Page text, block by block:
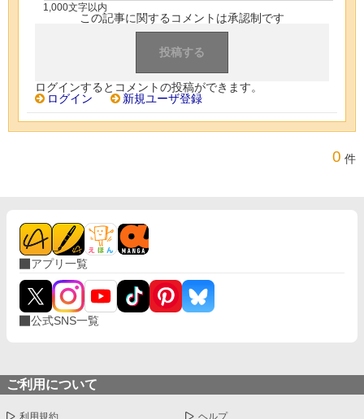
1,000文字以内
この記事に関するコメントは承認制です
ログインするとコメントの投稿ができます。
ログイン
新規ユーザ登録
0 件
アプリ一覧
公式SNS一覧
ご利用について
利用規約 ヘルプ